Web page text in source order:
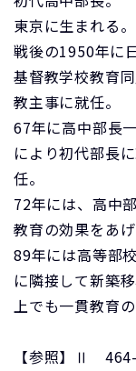
東京に生まれる。
戦後の1950年に
基督教学校教育
教主事に就任。
67年に高中部長
により初代部長
任。
72年には、高中
教育の効果をあ
89年には高等部
に隣接して新築
上でも一貫教育
【参照】Ⅱ